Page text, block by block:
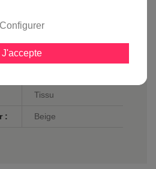
18
Tissu
: Beige
Configurer
J'accepte